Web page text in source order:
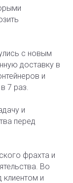
с новым
доставку в
и
7 раз.
и
перед
фрахта и
Во
клиентом и